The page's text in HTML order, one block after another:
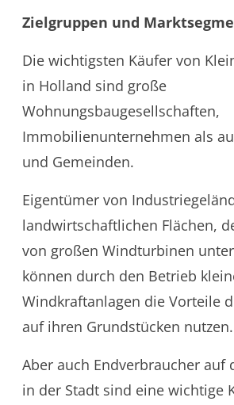
Zielgruppen und
Die wichtigsten Käufer von
in Holland sind große
Wohnungsbaugesellschaften,
Immobilienunternehmen als
und Gemeinden.
Eigentümer von
landwirtschaftlichen Flächen,
von großen Windturbinen
können durch den Betrieb
Windkraftanlagen die Vorteile
auf ihren Grundstücken nutzen.
Aber auch Endverbraucher auf
in der Stadt sind eine wichtige